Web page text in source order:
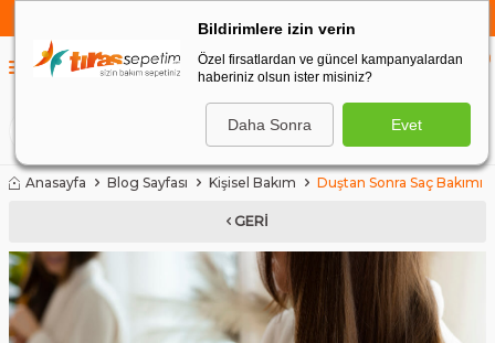
Anasayfa Blog Sayfası Kişisel Bakım Duştan Sonra Saç Bakımı
GERI
Bildirimlere izin verin
Özel firsatlardan ve güncel kampanyalardan
haberiniz olsun ister misiniz?
Daha Sonra Evet